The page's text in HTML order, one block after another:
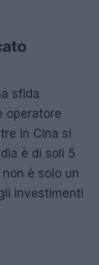
sfida
operatore
in Cina si
è di soli 5
è solo un
investimenti